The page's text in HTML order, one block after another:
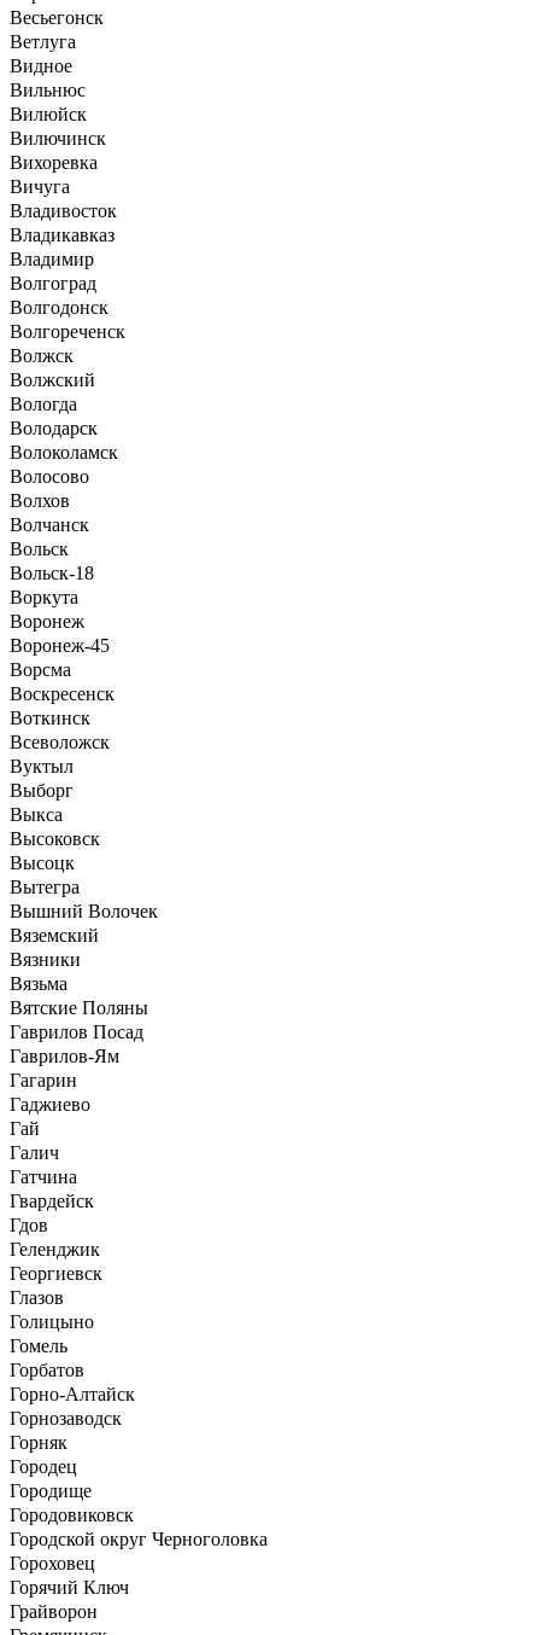
Весьегонск
Ветлуга
Видное
Вильнюс
Вилюйск
Вилючинск
Вихоревка
Вичуга
Владивосток
Владикавказ
Владимир
Волгоград
Волгодонск
Волгореченск
Волжск
Волжский
Вологда
Володарск
Волоколамск
Волосово
Волхов
Волчанск
Вольск
Вольск-18
Воркута
Воронеж
Воронеж-45
Ворсма
Воскресенск
Воткинск
Всеволожск
Вуктыл
Выборг
Выкса
Высоковск
Высоцк
Вытегра
Вышний Волочек
Вяземский
Вязники
Вязьма
Вятские Поляны
Гаврилов Посад
Гаврилов-Ям
Гагарин
Гаджиево
Гай
Галич
Гатчина
Гвардейск
Гдов
Геленджик
Георгиевск
Глазов
Голицыно
Гомель
Горбатов
Горно-Алтайск
Горнозаводск
Горняк
Городец
Городище
Городовиковск
Городской округ Черноголовка
Гороховец
Горячий Ключ
Грайворон